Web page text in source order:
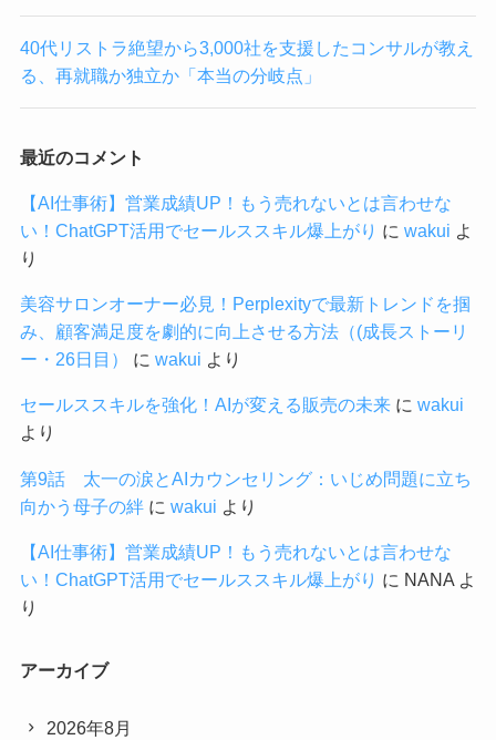
40代リストラ絶望から3,000社を支援したコンサルが教え
る、再就職か独立か「本当の分岐点」
最近のコメント
【AI仕事術】営業成績UP！もう売れないとは言わせな
い！ChatGPT活用でセールススキル爆上がり に wakui よ
り
美容サロンオーナー必見！Perplexityで最新トレンドを掴
み、顧客満足度を劇的に向上させる方法（(成長ストーリ
ー・26日目）
に wakui より
セールススキルを強化！AIが変える販売の未来に wakui
より
第9話 太一の涙とAIカウンセリング：いじめ問題に立ち
向かう母子の絆に wakui より
【AI仕事術】営業成績UP！もう売れないとは言わせな
い！ChatGPT活用でセールススキル爆上がり に NANAよ
り
アーカイブ
2026年8月